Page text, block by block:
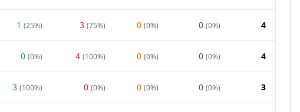
1 (25%) 3 (75%) 0 (0%) 0 (0%) 4
0 (0%) 4 (100%) 0 (0%) 0 (0%) 4
3 (100%) 0 (0%) 0 (0%) 0 (0%) 3